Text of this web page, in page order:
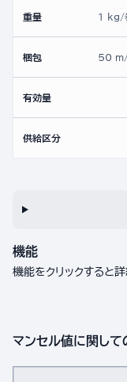
重量 1 kg/
梱包 50
有効量
供給区分
機能
機能をクリックすると
マンセル値に関して